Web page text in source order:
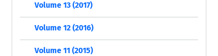
Volume 13 (2017)
Volume 12 (2016)
Volume 11 (2015)